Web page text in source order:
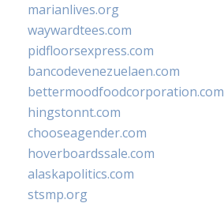
marianlives.org
waywardtees.com
pidfloorsexpress.com
bancodevenezuelaen.com
bettermoodfoodcorporation.com
hingstonnt.com
chooseagender.com
hoverboardssale.com
alaskapolitics.com
stsmp.org